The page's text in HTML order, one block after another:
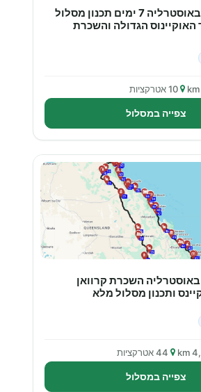
טיול משפחתי באוסטרליה 7 ימים תכנון מסלול
הגדולה והשכרת
10 אטרקציות
צפייה במסלול
באוסטרליה השכרת קרוואן
ותכנון מסלול מלא
44 אטרקציות
צפייה במסלול